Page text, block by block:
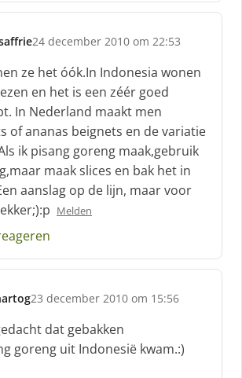
24 december 2010 om 22:53
ze het óók.In Indonesia wonen
en het is een zéér goed
In Nederland maakt men
of ananas beignets en de variatie
ik pisang goreng maak,gebruik
maak slices en bak het in
aanslag op de lijn, maar voor
Melden
23 december 2010 om 15:56
dat gebakken
goreng uit Indonesië kwam.:)